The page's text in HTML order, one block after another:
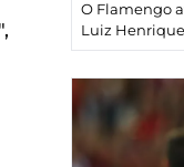
O Flamengo
Luiz